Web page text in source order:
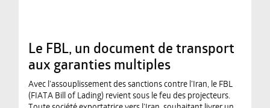
Le FBL, un document de transport
aux garanties multiples
Avec l’assouplissement des sanctions contre l’Iran, le FBL
(FIATA Bill of Lading) revient sous le feu des projecteurs.